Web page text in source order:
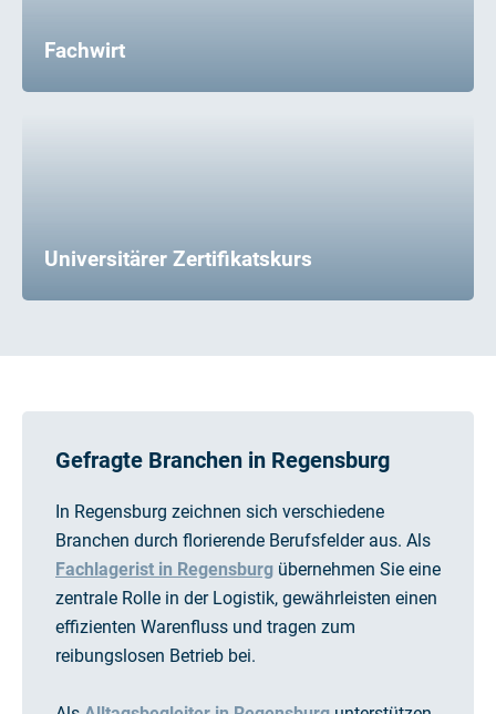
Fachwirt
Universitärer Zertifikatskurs
Gefragte Branchen in Regensburg
In Regensburg zeichnen sich verschiedene
Branchen durch florierende Berufsfelder aus. Als
Fachlagerist in Regensburg übernehmen Sie eine
zentrale Rolle in der Logistik, gewährleisten einen
effizienten Warenfluss und tragen zum
reibungslosen Betrieb bei.